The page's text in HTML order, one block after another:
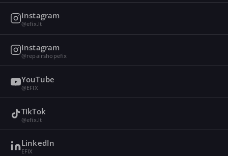
Instagram
@efix.lt
Instagram
@repairshopefix
YouTube
@EFIX
TikTok
@efix.lt
LinkedIn
EFIX